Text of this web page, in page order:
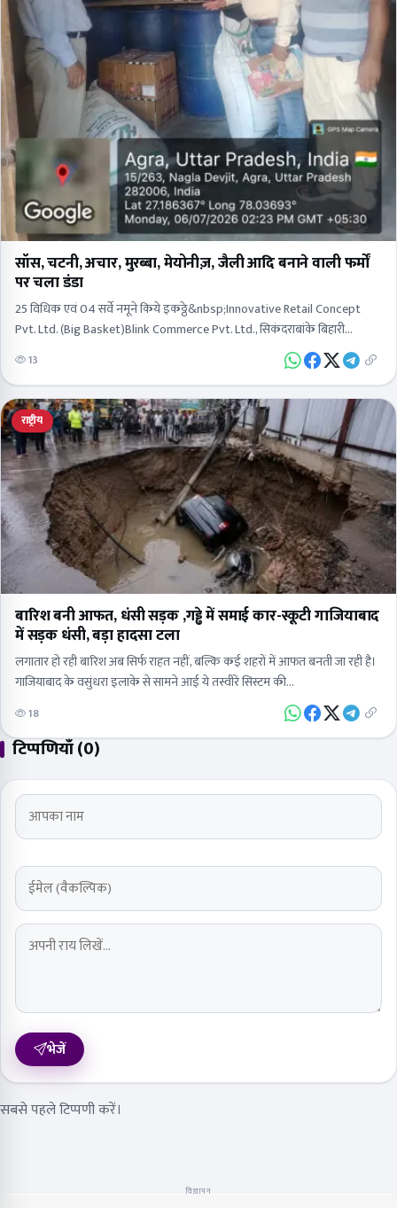
सॉस, चटनी, अचार, मुरब्बा, मेयोनीज़, जैली आदि बनाने वाली फर्मों
पर चला डंडा
25 विधिक एवं 04 सर्वे नमूने किये इकठ्ठे&nbsp;Innovative Retail Concept
Pvt. Ltd. (Big Basket)Blink Commerce Pvt. Ltd., सिकंदराबांके बिहारी
इंटरनेशनल&nbsp;साई एग्रो एंड फूड वर्क्स प्रा. लि., खड़वई, रनकताInstakart…
13
राष्ट्रीय
बारिश बनी आफत, धंसी सड़क ,गड्ढे में समाई कार-स्कूटी गाजियाबाद
में सड़क धंसी, बड़ा हादसा टला
लगातार हो रही बारिश अब सिर्फ राहत नहीं, बल्कि कई शहरों में आफत बनती जा रही है।
गाजियाबाद के वसुंधरा इलाके से सामने आई ये तस्वीरें सिस्टम की…
18
टिप्पणियाँ (0)
भेजें
सबसे पहले टिप्पणी करें।
विज्ञापन